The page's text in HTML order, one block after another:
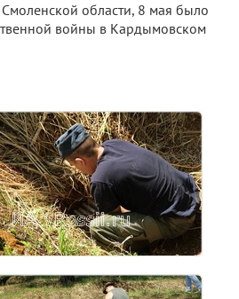
области, 8 мая было
войны в Кардымовском